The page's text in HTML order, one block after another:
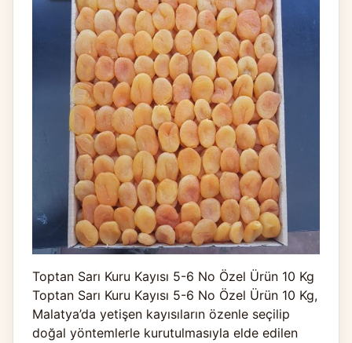
Toptan Sarı Kuru Kayısı 5-6 No Özel Ürün 10 Kg
Toptan Sarı Kuru Kayısı 5-6 No Özel Ürün 10 Kg,
Malatya’da yetişen kayısıların özenle seçilip
doğal yöntemlerle kurutulmasıyla elde edilen